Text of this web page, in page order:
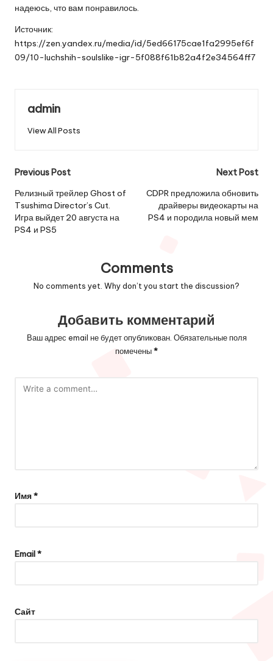
надеюсь, что вам понравилось.
Источник:
https://zen.yandex.ru/media/id/5ed66175cae1fa2995ef6f
09/10-luchshih-soulslike-igr-5f088f61b82a4f2e34564ff7
admin
View All Posts
Post
navigation
Previous Post
Релизный трейлер Ghost of
Tsushima Director’s Cut.
Игра выйдет 20 августа на
PS4 и PS5
Next Post
CDPR предложила обновить
драйверы видеокарты на
PS4 и породила новый мем
Comments
No comments yet. Why don’t you start the discussion?
Добавить комментарий
Ваш адрес email не будет опубликован. Обязательные поля
помечены*
Имя*
Email*
Сайт